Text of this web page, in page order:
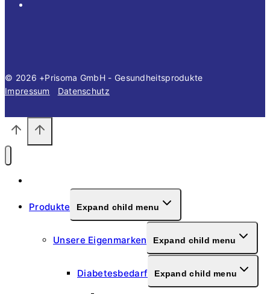
© 2026 +Prisoma GmbH - Gesundheitsprodukte
Impressum
Datenschutz
Produkte Expand child menu
Unsere Eigenmarken Expand child menu
Diabetesbedarf Expand child menu